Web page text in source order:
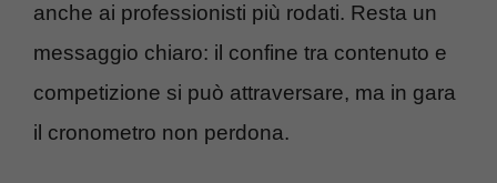
anche ai professionisti più rodati. Resta un
messaggio chiaro: il confine tra contenuto e
competizione si può attraversare, ma in gara
il cronometro non perdona.